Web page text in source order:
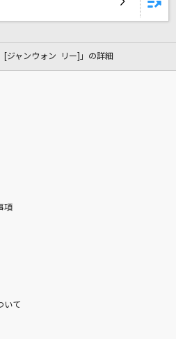
k.i.d,guca owl & KEIJ
[ジャンウォン リー]」の詳細
項
いて